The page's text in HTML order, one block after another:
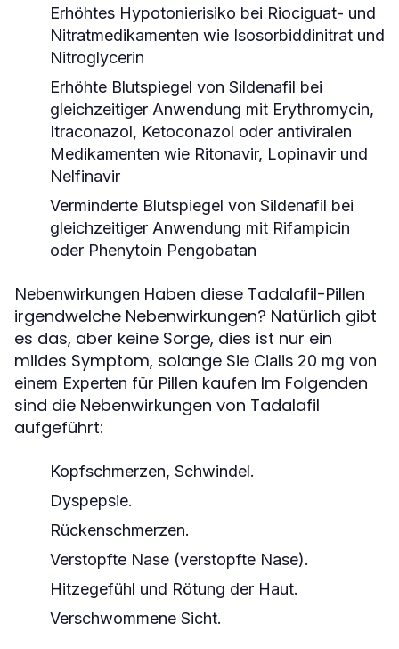
Erhöhtes Hypotonierisiko bei Riociguat- und
Nitratmedikamenten wie Isosorbiddinitrat und
Nitroglycerin
Erhöhte Blutspiegel von Sildenafil bei
gleichzeitiger Anwendung mit Erythromycin,
Itraconazol, Ketoconazol oder antiviralen
Medikamenten wie Ritonavir, Lopinavir und
Nelfinavir
Verminderte Blutspiegel von Sildenafil bei
gleichzeitiger Anwendung mit Rifampicin
oder Phenytoin Pengobatan
Nebenwirkungen Haben diese Tadalafil-Pillen
irgendwelche Nebenwirkungen? Natürlich gibt
es das, aber keine Sorge, dies ist nur ein
mildes Symptom, solange Sie Cialis 20 mg von
einem Experten für Pillen kaufen Im Folgenden
sind die Nebenwirkungen von Tadalafil
aufgeführt:
Kopfschmerzen, Schwindel.
Dyspepsie.
Rückenschmerzen.
Verstopfte Nase (verstopfte Nase).
Hitzegefühl und Rötung der Haut.
Verschwommene Sicht.